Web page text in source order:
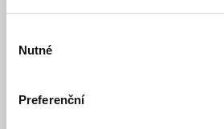
souhlasu
Nutné
Preferenční
Detail